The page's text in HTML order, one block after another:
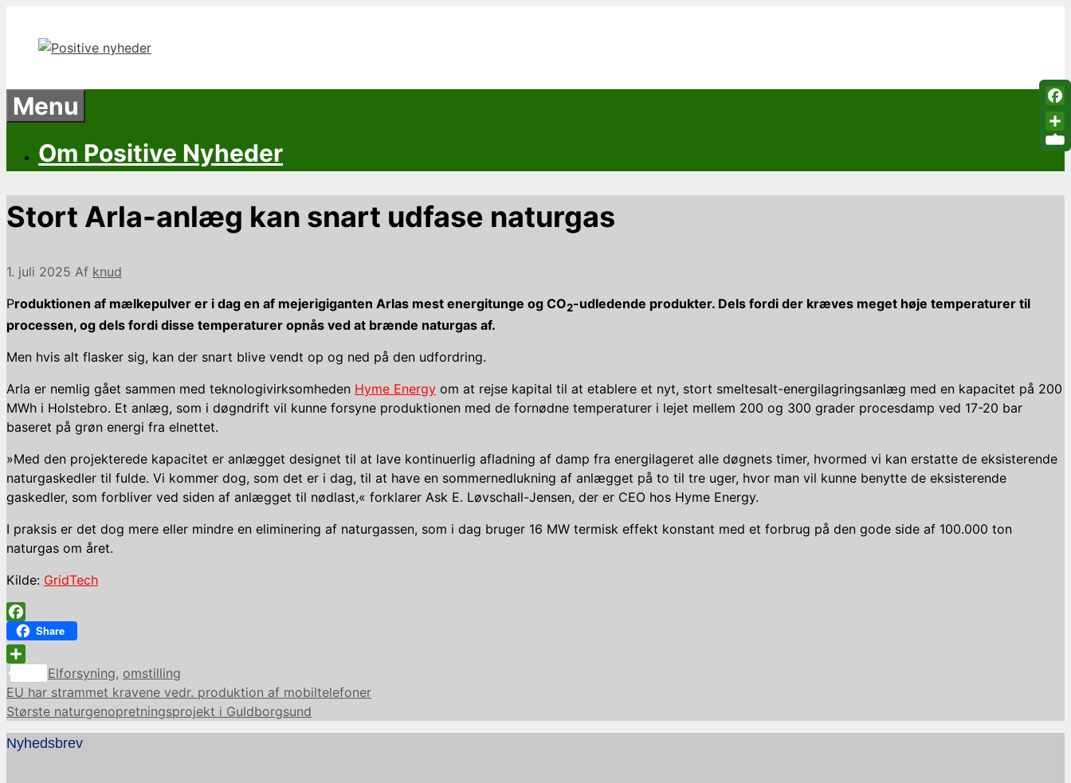
indhold
Menu
Om Positive Nyheder
Stort Arla-anlæg kan snart udfase naturgas
1. juli 2025 Af knud
Produktionen af mælkepulver er i dag en af mejerigiganten Arlas mest energitunge og CO2-udledende produkter. Dels fordi der kræves meget høje temperaturer til
processen, og dels fordi disse temperaturer opnås ved at brænde naturgas af.
Men hvis alt flasker sig, kan der snart blive vendt op og ned på den udfordring.
Arla er nemlig gået sammen med teknologivirksomheden Hyme Energy om at rejse kapital til at etablere et nyt, stort smeltesalt-energilagringsanlæg med en kapacitet på 200
MWh i Holstebro. Et anlæg, som i døgndrift vil kunne forsyne produktionen med de fornødne temperaturer i lejet mellem 200 og 300 grader procesdamp ved 17-20 bar
baseret på grøn energi fra elnettet.
»Med den projekterede kapacitet er anlægget designet til at lave kontinuerlig afladning af damp fra energilageret alle døgnets timer, hvormed vi kan erstatte de eksisterende
naturgaskedler til fulde. Vi kommer dog, som det er i dag, til at have en sommernedlukning af anlægget på to til tre uger, hvor man vil kunne benytte de eksisterende
gaskedler, som forbliver ved siden af anlægget til nødlast,« forklarer Ask E. Løvschall-Jensen, der er CEO hos Hyme Energy.
I praksis er det dog mere eller mindre en eliminering af naturgassen, som i dag bruger 16 MW termisk effekt konstant med et forbrug på den gode side af 100.000 ton
naturgas om året.
Kilde: GridTech
Facebook
Share
Share
Kategorier
Elforsyning, omstilling
EU har strammet kravene vedr. produktion af mobiltelefoner
Største naturgenopretningsprojekt i Guldborgsund
Nyhedsbrev